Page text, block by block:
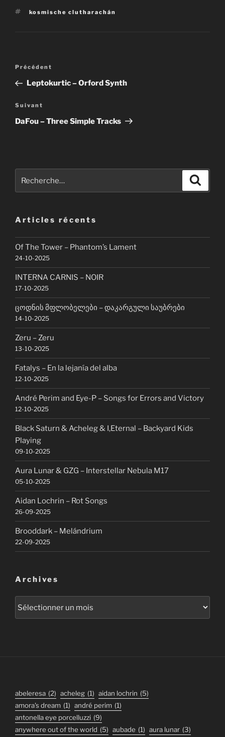
Étiquettes
kosmische clutharachán
l’article
Article
précédent
Précédent
Leptokurtic – Orford Synth
Article
suivant
Suivant
DaFou – Three Simple Tracks
pour
Articles récents
Of The Tower – Phantom’s Lament
24-10-2025
INTERNA CARNIS – NOIR
17-10-2025
ცოდნის მფლობელები – დაკარგული საუბრები
14-10-2025
Zeru – Zeru
13-10-2025
Fatalys – En la lejanía del alba
12-10-2025
André Perim and Eye-P – Songs for Errors and Victory
12-10-2025
Black Saturn & Acheleg & I,Eternal – Backyard Kids
Playing
09-10-2025
Aura Lunar & GZG – Interstellar Nebula M17
05-10-2025
Aidan Lochrin – Rot Songs
26-09-2025
Brooddark – Melándrium
22-09-2025
Archives
abeleresa (2) acheleg (1) aidan lochrin (5)
amora's dream (1) andré perim (1)
antonella eye porcelluzzi (9)
anywhere out of the world (5) aubade (1) aura lunar (3)